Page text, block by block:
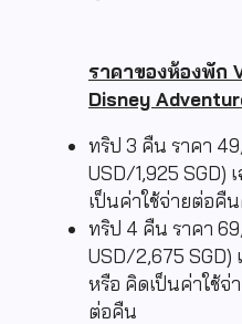
ราคาของห้องพัก
Disney
ทริป 3 คืน ราคา
USD/1,925 SGD)
เป็นค่าใช้จ่ายต่อคื
ทริป 4 คืน ราคา
USD/2,675
หรือ คิดเป็นค่าใช้
ต่อคืน